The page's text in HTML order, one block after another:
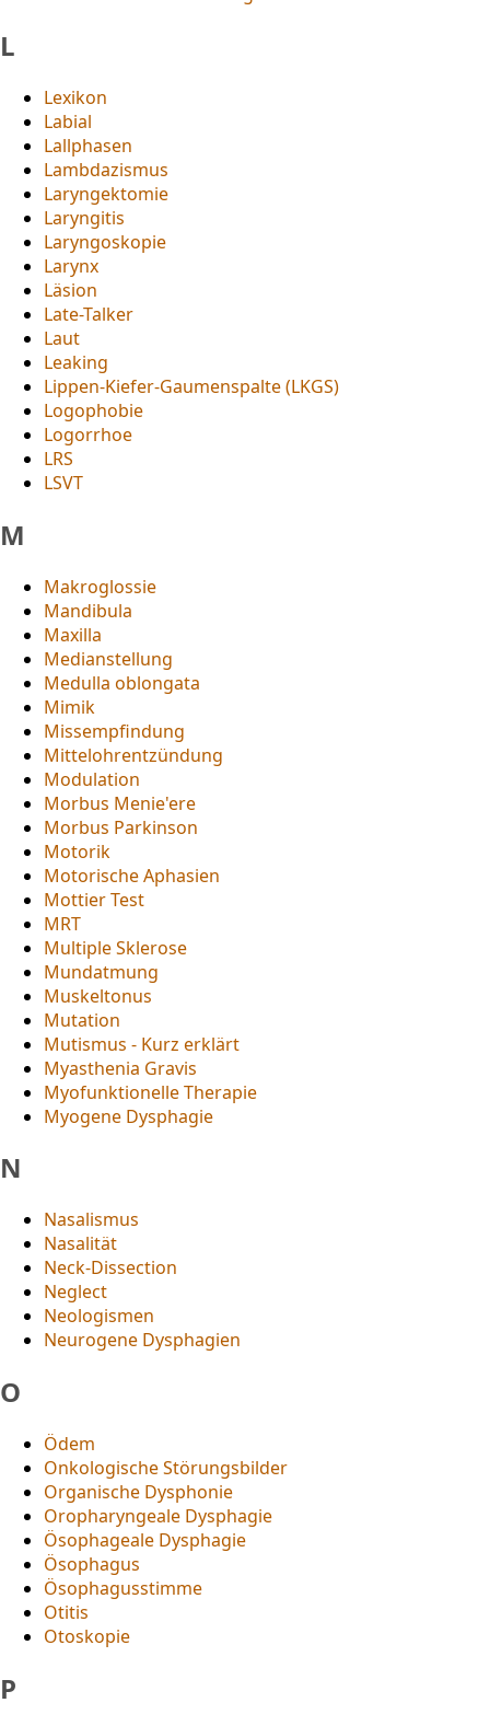
L
Lexikon
Labial
Lallphasen
Lambdazismus
Laryngektomie
Laryngitis
Laryngoskopie
Larynx
Läsion
Late-Talker
Laut
Leaking
Lippen-Kiefer-Gaumenspalte (LKGS)
Logophobie
Logorrhoe
LRS
LSVT
M
Makroglossie
Mandibula
Maxilla
Medianstellung
Medulla oblongata
Mimik
Missempfindung
Mittelohrentzündung
Modulation
Morbus Menie'ere
Morbus Parkinson
Motorik
Motorische Aphasien
Mottier Test
MRT
Multiple Sklerose
Mundatmung
Muskeltonus
Mutation
Mutismus - Kurz erklärt
Myasthenia Gravis
Myofunktionelle Therapie
Myogene Dysphagie
N
Nasalismus
Nasalität
Neck-Dissection
Neglect
Neologismen
Neurogene Dysphagien
O
Ödem
Onkologische Störungsbilder
Organische Dysphonie
Oropharyngeale Dysphagie
Ösophageale Dysphagie
Ösophagus
Ösophagusstimme
Otitis
Otoskopie
P